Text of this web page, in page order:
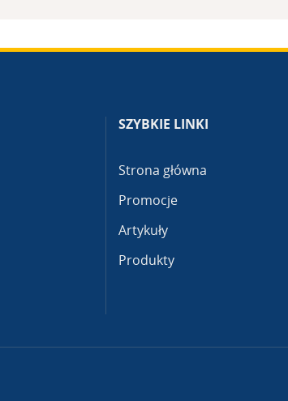
SZYBKIE LINKI
Strona główna
Promocje
Artykuły
Produkty